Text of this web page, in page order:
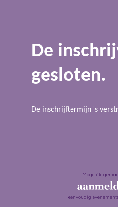
De
gesloten.
De inschrijftermijn is
Mogelijk
eenvoudig